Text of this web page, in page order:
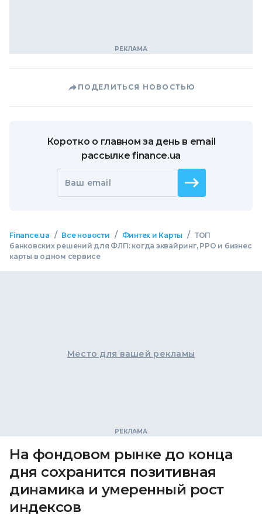
ПОДЕЛИТЬСЯ НОВОСТЬЮ
Коротко о главном за день в email
рассылке finance.ua
Ваш email
Finance.ua / Все новости / Финтех и Карты / ТОП
банковских решений для ФЛП: когда эквайринг, РРО и бизнес
карты в одном сервисе
Место для вашей рекламы
На фондовом рынке до конца
дня сохранится позитивная
динамика и умеренный рост
индексов